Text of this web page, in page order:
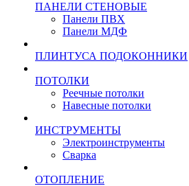
ПАНЕЛИ СТЕНОВЫЕ
Панели ПВХ
Панели МДФ
ПЛИНТУСА ПОДОКОННИКИ
ПОТОЛКИ
Реечные потолки
Навесные потолки
ИНСТРУМЕНТЫ
Электроинструменты
Сварка
ОТОПЛЕНИЕ